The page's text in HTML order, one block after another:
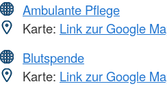
Ambulante Pflege
Karte: Link zur Google
Blutspende
Karte: Link zur Google